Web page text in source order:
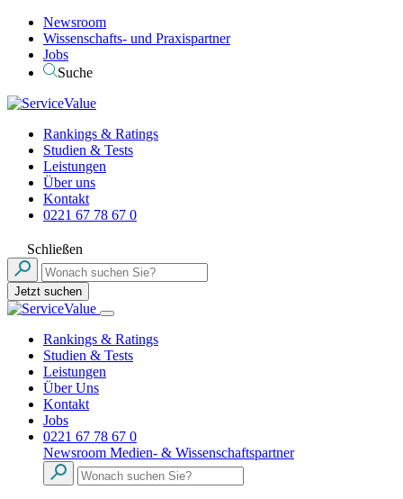
Newsroom
Wissenschafts- und Praxispartner
Jobs
Suche
Rankings & Ratings
Studien & Tests
Leistungen
Über uns
Kontakt
0221 67 78 67 0
Schließen
Jetzt suchen
Rankings & Ratings
Studien & Tests
Leistungen
Über Uns
Kontakt
Jobs
0221 67 78 67 0
Newsroom Medien- & Wissenschaftspartner